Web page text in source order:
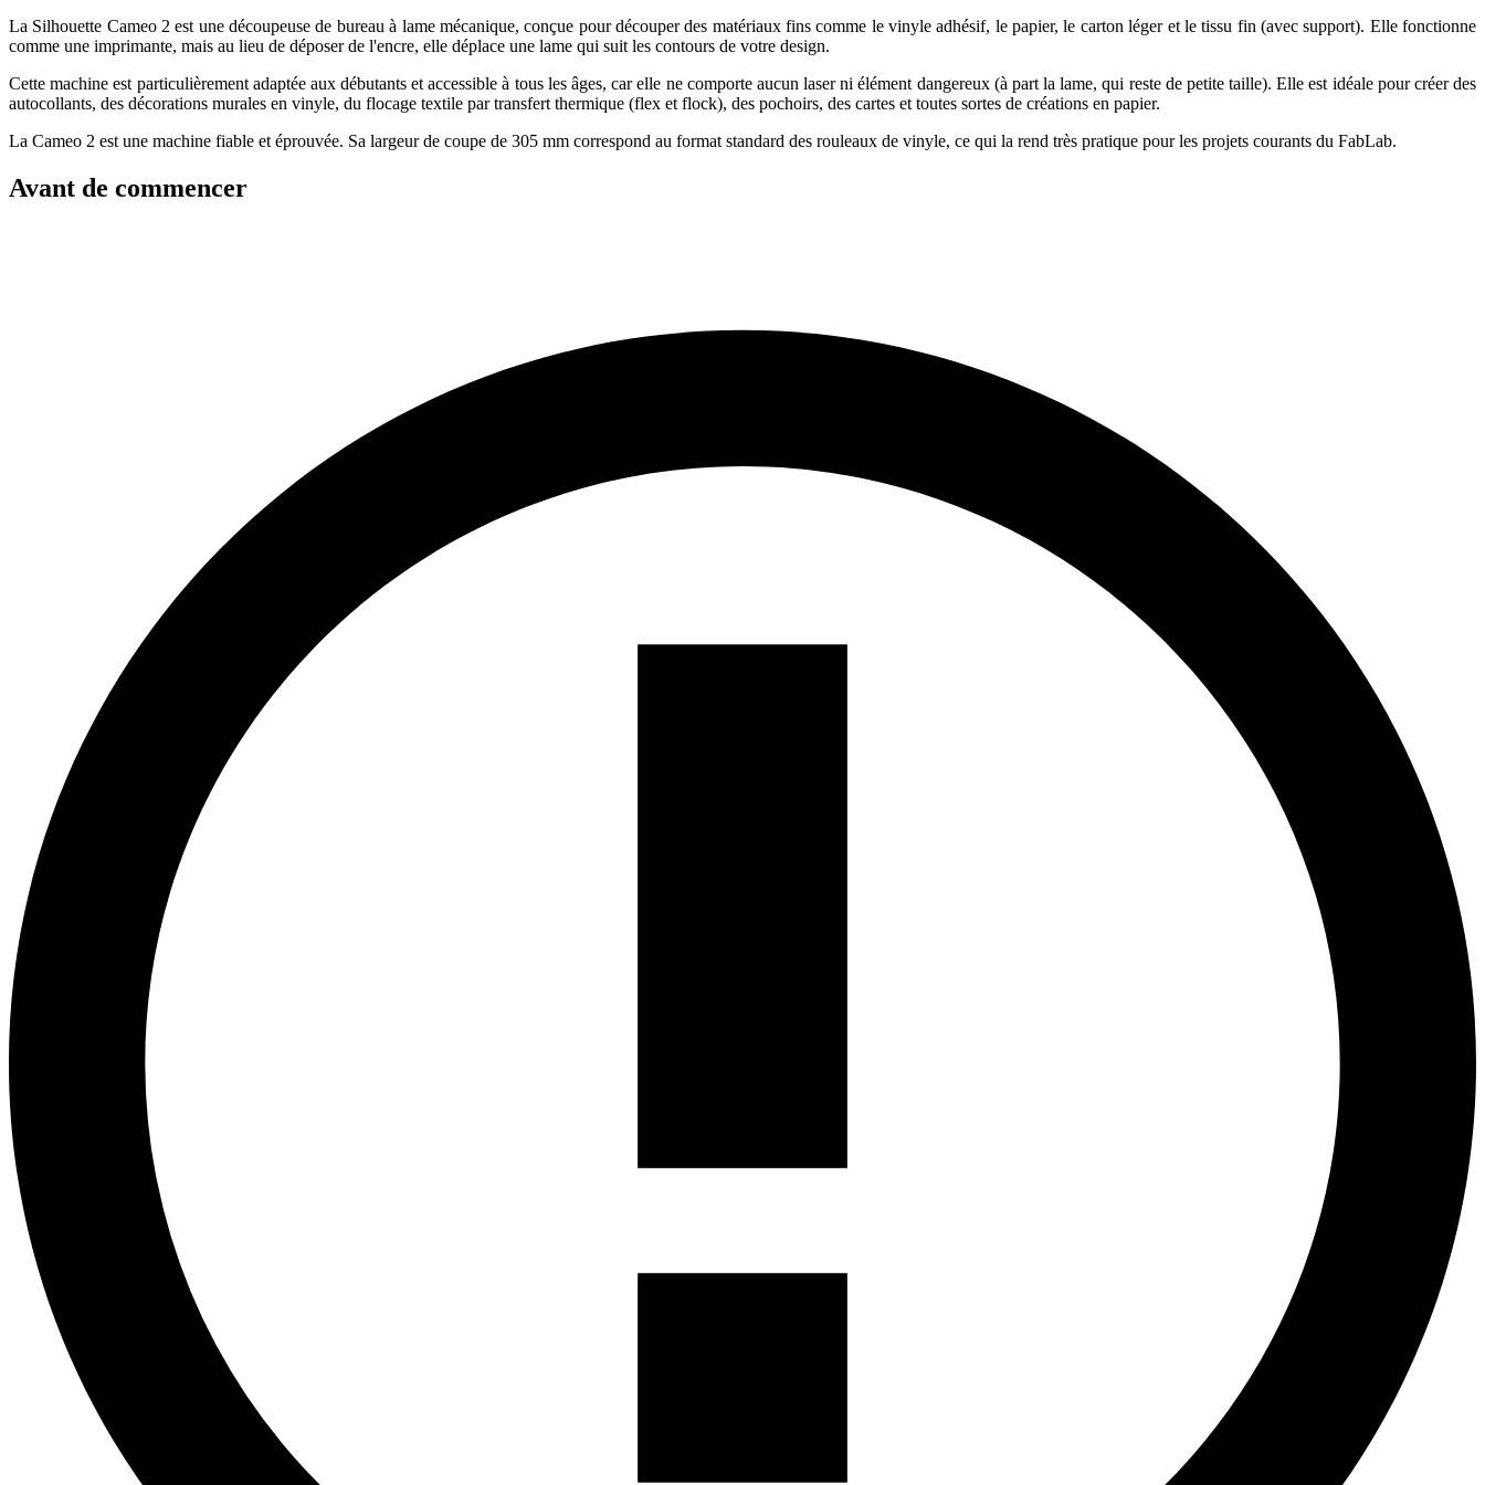
La Silhouette Cameo 2 est une découpeuse de bureau à lame mécanique, conçue pour découper des matériaux fins comme le vinyle adhésif, le papier, le carton léger et le tissu fin (avec support). Elle fonctionne
comme une imprimante, mais au lieu de déposer de l'encre, elle déplace une lame qui suit les contours de votre design.
Cette machine est particulièrement adaptée aux débutants et accessible à tous les âges, car elle ne comporte aucun laser ni élément dangereux (à part la lame, qui reste de petite taille). Elle est idéale pour créer des
autocollants, des décorations murales en vinyle, du flocage textile par transfert thermique (flex et flock), des pochoirs, des cartes et toutes sortes de créations en papier.
La Cameo 2 est une machine fiable et éprouvée. Sa largeur de coupe de 305 mm correspond au format standard des rouleaux de vinyle, ce qui la rend très pratique pour les projets courants du FabLab.
Avant de commencer